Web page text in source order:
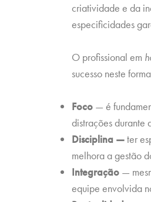
criatividade e da
especificidades
O profissional em
sucesso neste
Foco — é
distrações durante
Disciplina —ter
melhora a gestão
Integração —
equipe envolvida